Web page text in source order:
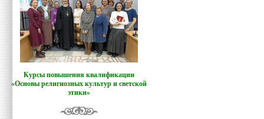
Курсы повышения квалификации
«Основы религиозных культур и светской
этики»